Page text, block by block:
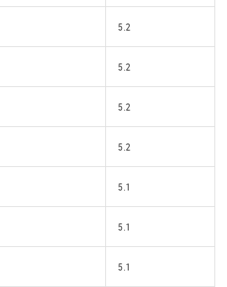
5.2
5.2
5.2
5.2
5.1
5.1
5.1